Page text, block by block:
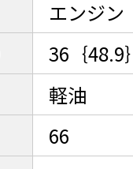
エンジン
36｛48.9
軽油
66